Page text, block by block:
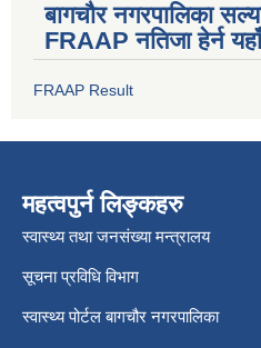
बागचौर नगरपालिका
FRAAP नतिजा हेर्न
FRAAP Result
महत्वपुर्न लिङ्कहरु
स्वास्थ्य तथा जनसंख्या मन्त्रालय
सूचना प्रविधि विभाग
स्वास्थ्य पोर्टल बागचौर नगरपालिका